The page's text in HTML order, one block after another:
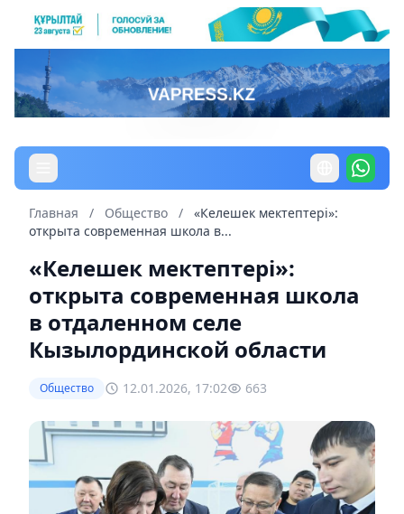
Главная / Общество /
«Келешек мектептері»:
открыта современная школа в...
«Келешек мектептері»:
открыта современная школа
в отдаленном селе
Кызылординской области
Общество 12.01.2026, 17:02 663